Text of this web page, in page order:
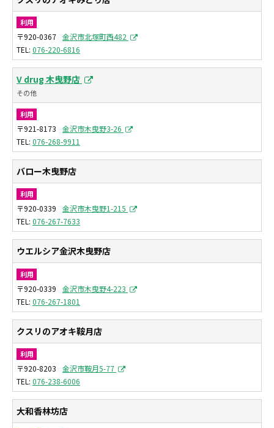
利用
〒920-0367 金沢市北塚町西482
076-220-6816
V drug 木曳野店
その他
利用
〒921-8173
金沢市木曳野3-26
076-268-9911
バロー木曳野店
利用
〒920-0339
金沢市木曳野1-215
076-267-7633
ウエルシア金沢木曳野店
利用
〒920-0339
金沢市木曳野4-223
076-267-1801
クスリのアオキ鞍月店
利用
〒920-8203
金沢市鞍月5-77
076-238-6006
大和香林坊店